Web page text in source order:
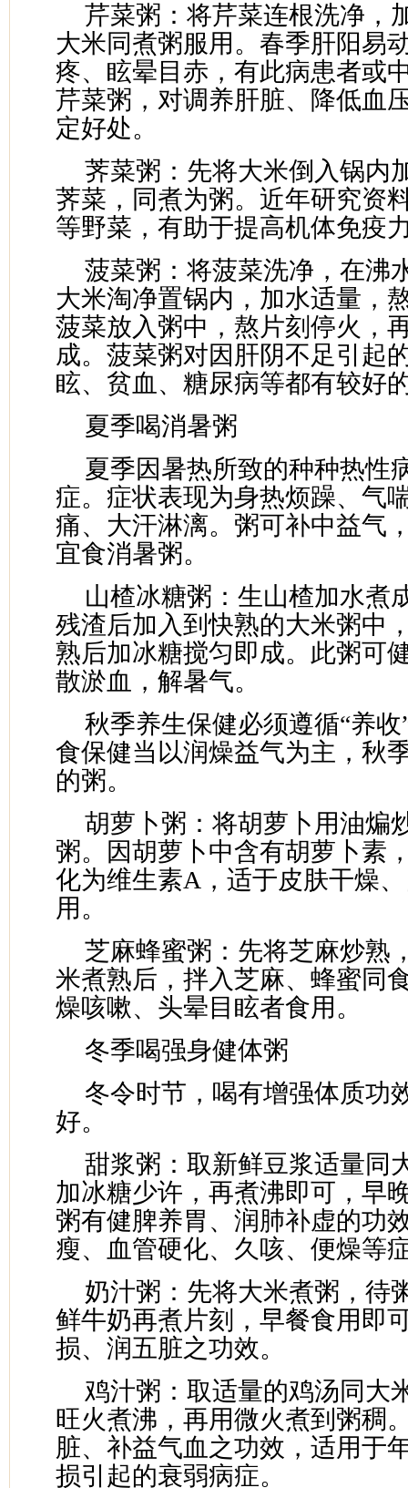
芹菜粥：将芹菜连根洗净，
大米同煮粥服用。春季肝阳易
疼、眩晕目赤，有此病患者或
芹菜粥，对调养肝脏、降低血
定好处。
荠菜粥：先将大米倒入锅内
荠菜，同煮为粥。近年研究资
等野菜，有助于提高机体免疫
菠菜粥：将菠菜洗净，在沸
大米淘净置锅内，加水适量，
菠菜放入粥中，熬片刻停火，
成。菠菜粥对因肝阴不足引起
眩、贫血、糖尿病等都有较好
夏季喝消暑粥
夏季因暑热所致的种种热性
症。症状表现为身热烦躁、气
痛、大汗淋漓。粥可补中益气
宜食消暑粥。
山楂冰糖粥：生山楂加水煮
残渣后加入到快熟的大米粥中
熟后加冰糖搅匀即成。此粥可
散淤血，解暑气。
秋季养生保健必须遵循“养
食保健当以润燥益气为主，秋
的粥。
胡萝卜粥：将胡萝卜用油煸
粥。因胡萝卜中含有胡萝卜素
化为维生素A，适于皮肤干燥
用。
芝麻蜂蜜粥：先将芝麻炒熟
米煮熟后，拌入芝麻、蜂蜜同
燥咳嗽、头晕目眩者食用。
冬季喝强身健体粥
冬令时节，喝有增强体质功
好。
甜浆粥：取新鲜豆浆适量同
加冰糖少许，再煮沸即可，早
粥有健脾养胃、润肺补虚的功
瘦、血管硬化、久咳、便燥等
奶汁粥：先将大米煮粥，待
鲜牛奶再煮片刻，早餐食用即
损、润五脏之功效。
鸡汁粥：取适量的鸡汤同大
旺火煮沸，再用微火煮到粥稠
脏、补益气血之功效，适用于
损引起的衰弱病症。